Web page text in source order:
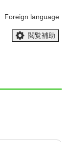
Foreign language
閲覧補助